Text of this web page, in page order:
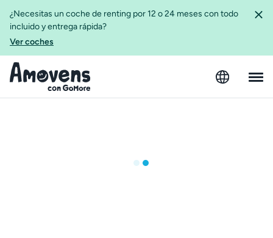
¿Necesitas un coche de renting por 12 o 24 meses con todo
incluido y entrega rápida?
Ver coches